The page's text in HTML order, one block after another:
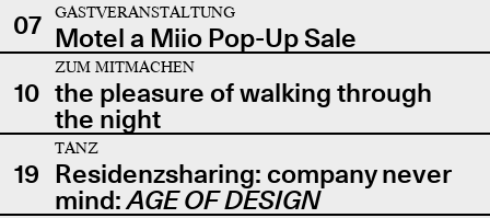
07
GASTVERANSTALTUNG
Motel a Miio Pop-Up Sale
10
ZUM MITMACHEN
the pleasure of walking through
the night
19
TANZ
Residenzsharing: company never
mind:AGE OF DESIGN